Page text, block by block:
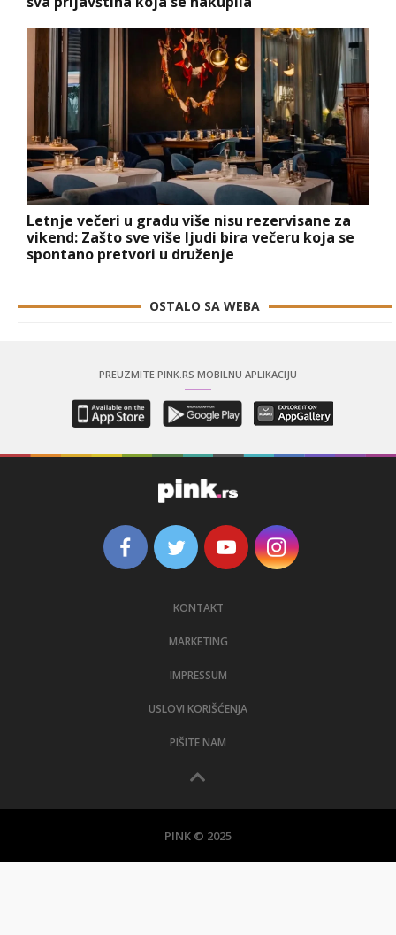
Letnje večeri u gradu više nisu rezervisane za
vikend: Zašto sve više ljudi bira večeru koja se
spontano pretvori u druženje
OSTALO SA WEBA
PREUZMITE PINK.RS MOBILNU APLIKACIJU
KONTAKT
MARKETING
IMPRESSUM
USLOVI KORIŠĆENJA
PIŠITE NAM
PINK © 2025